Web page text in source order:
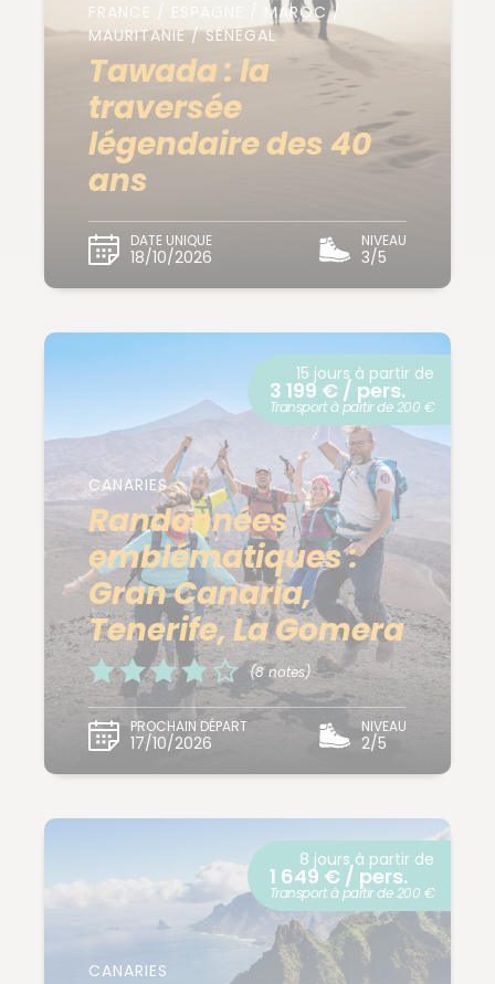
FRANCE / ESPAGNE / MAROC /
MAURITANIE / SÉNÉGAL
Tawada : la
traversée
légendaire des 40
ans
DATE UNIQUE
18/10/2026
NIVEAU
3/5
CANARIES
Randonnées
emblématiques :
Gran Canaria,
Tenerife, La Gomera
(8 notes)
PROCHAIN DÉPART
17/10/2026
NIVEAU
2/5
15 jours à partir de
3 199 € / pers.
Transport à partir de 200 €
CANARIES
8 jours à partir de
1 649 € / pers.
Transport à partir de 200 €